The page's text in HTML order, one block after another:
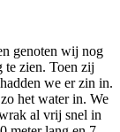
genoten wij nog
te zien. Toen zij
we er zin in.
het water in. We
al vrij snel in